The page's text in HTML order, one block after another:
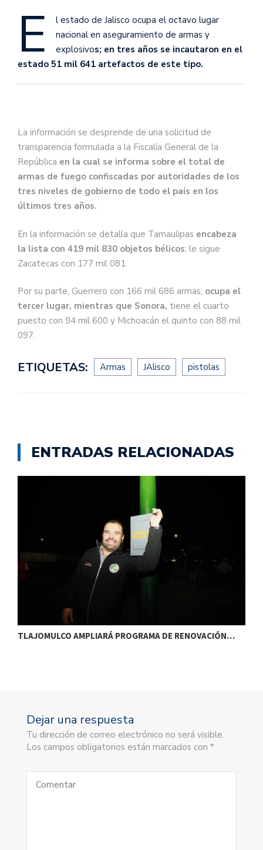
E
l estado de Jalisco ocupa el octavo lugar
nacional en aseguramiento de armas y
explosivos; en tres años se incautaron en el
estado 51 mil 641 artefactos de este tipo.
La información se desprende de una solicitud de
transparencia formulada a la Fiscalía General de la
República en la cual se informa sobre el total de
armas de fuego confiscadas por autoridades de los
tres niveles de gobierno de todo el país en los
últimos tres años.
En la información se detalla que Tamaulipas encabeza
la lista con 419 mil 830 objetos bélicos; le sigue
Zacatecas con 177 mil 081.
Por su parte, Guerrero con 166 mil 686 armas, ocupa el
tercer lugar, mientras que Sonora, tiene el cuarto
puesto con 94 mil 600 y Michoacán el quinto con 88 mil
097.
ETIQUETAS: Armas JAlisco pistolas
ENTRADAS RELACIONADAS
TLAJOMULCO AMPLIARÁ PROGRAMA DE RENOVACIÓN…
Dejar una respuesta
Tu dirección de correo electrónico no será visible.
Los campos obligatorios están marcados con *